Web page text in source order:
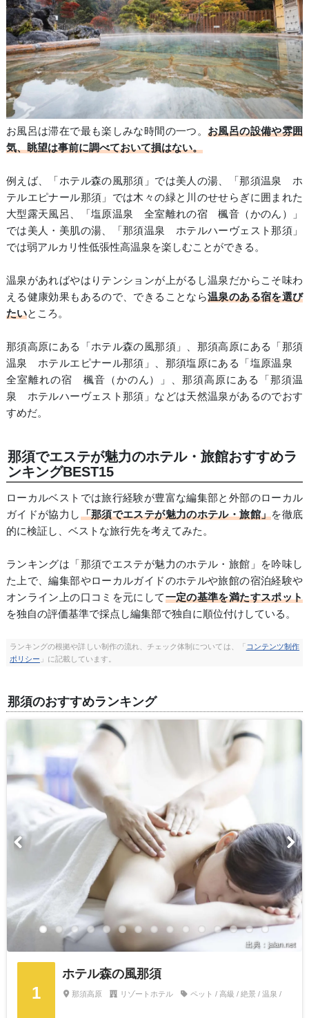
お風呂は滞在で最も楽しみな時間の一つ。お風呂の設備や雰囲
気、眺望は事前に調べておいて損はない。
例えば、「ホテル森の風那須」では美人の湯、「那須温泉 ホ
テルエピナール那須」では木々の緑と川のせせらぎに囲まれた
大型露天風呂、「塩原温泉 全室離れの宿 楓音（かのん）」
では美人・美肌の湯、「那須温泉 ホテルハーヴェスト那須」
では弱アルカリ性低張性高温泉を楽しむことができる。
温泉があればやはりテンションが上がるし温泉だからこそ味わ
える健康効果もあるので、できることなら温泉のある宿を選び
たいところ。
那須高原にある「ホテル森の風那須」、那須高原にある「那須
温泉 ホテルエピナール那須」、那須塩原にある「塩原温泉
全室離れの宿 楓音（かのん）」、那須高原にある「那須温
泉 ホテルハーヴェスト那須」などは天然温泉があるのでおす
すめだ。
那須でエステが魅力のホテル・旅館おすすめラ
ンキングBEST15
ローカルベストでは旅行経験が豊富な編集部と外部のローカル
ガイドが協力し「那須でエステが魅力のホテル・旅館」を徹底
的に検証し、ベストな旅行先を考えてみた。
ランキングは「那須でエステが魅力のホテル・旅館」を吟味し
た上で、編集部やローカルガイドのホテルや旅館の宿泊経験や
オンライン上の口コミを元にして一定の基準を満たすスポット
を独自の評価基準で採点し編集部で独自に順位付けしている。
ランキングの根拠や詳しい制作の流れ、チェック体制については、「 コンテンツ制作
ポリシー 」に記載しています。
那須のおすすめランキング
出典：jalan.net
1
ホテル森の風那須
那須高原 リゾートホテル ペット / 高級 / 絶景 / 温泉 /